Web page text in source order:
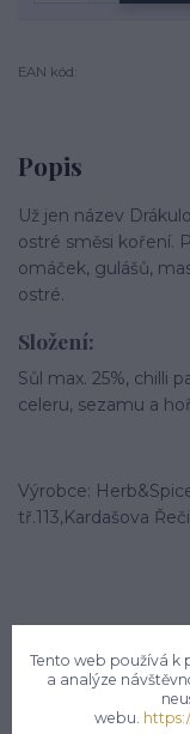
EAN kód:
Popis
Už jen název
ostré směsi koření.
omáček, gulášů,
ostré.
Složení:
Sůl max. 25%, chilli
celeru, sezamu a
Výrobce:
tř.113,Kardašova
Potřebujete
Tento web používá k
a analýze
webu.